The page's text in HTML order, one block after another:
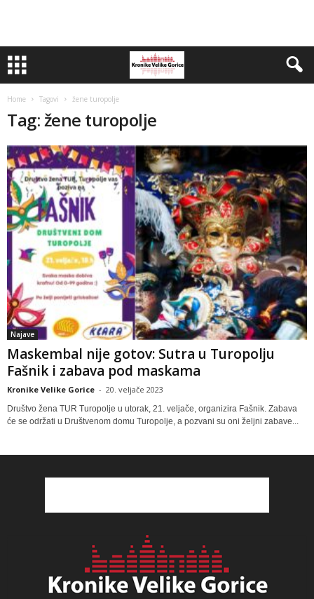
Home Tagovi žene turopolje
Tag: žene turopolje
Najave
Maskembal nije gotov: Sutra u Turopolju
Fašnik i zabava pod maskama
Kronike Velike Gorice - 20. veljače 2023
Društvo žena TUR Turopolje u utorak, 21. veljače, organizira Fašnik. Zabava
će se održati u Društvenom domu Turopolje, a pozvani su oni željni zabave...